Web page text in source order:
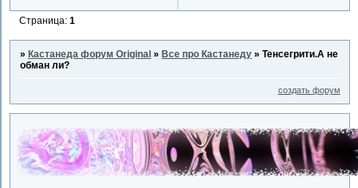
Страница:1
» Кастанеда форум Original » Все про Кастанеду »Тенсегрити.А не
обман ли?
создать форум